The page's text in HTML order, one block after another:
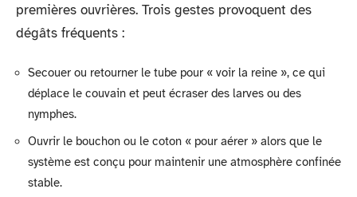
premières ouvrières. Trois gestes provoquent des
dégâts fréquents :
Secouer ou retourner le tube pour « voir la reine », ce qui
déplace le couvain et peut écraser des larves ou des
nymphes.
Ouvrir le bouchon ou le coton « pour aérer » alors que le
système est conçu pour maintenir une atmosphère confinée
stable.